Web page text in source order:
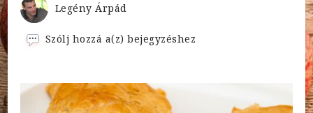
Legény Árpád
Szólj hozzá a(z)Lazac
leveles)
bejegyzéshez